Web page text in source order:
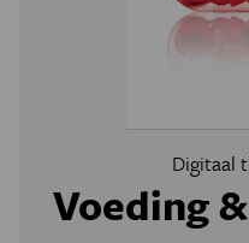
Digitaal
Voeding